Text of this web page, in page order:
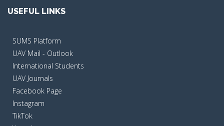
USEFUL LINKS
SUMS Platform
UAV Mail - Outlook
International Students
UAV Journals
Facebook Page
Instagram
TikTok